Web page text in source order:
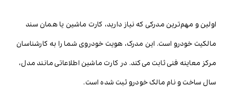
اولین و مهم‌ترین مدرکی که نیاز دارید، کارت ماشین یا همان سند
مالکیت خودرو است. این مدرک، هویت خودروی شما را به کارشناسان
مرکز معاینه فنی ثابت می‌کند. در کارت ماشین اطلاعاتی مانند مدل،
سال ساخت و نام مالک خودرو ثبت شده است.